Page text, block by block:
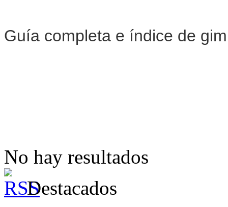
Guía completa e índice de
No hay resultados
Destacados